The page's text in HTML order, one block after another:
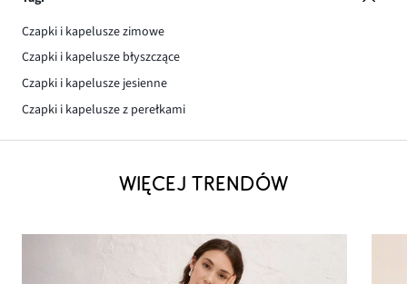
Czapki i kapelusze zimowe
Czapki i kapelusze błyszczące
Czapki i kapelusze jesienne
Czapki i kapelusze z perełkami
WIĘCEJ TRENDÓW